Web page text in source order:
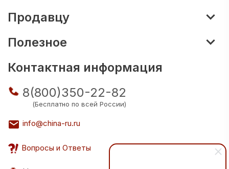
Продавцу
Полезное
Контактная информация
8(800)350-22-82
(Бесплатно по всей России)
info@china-ru.ru
Вопросы и Ответы